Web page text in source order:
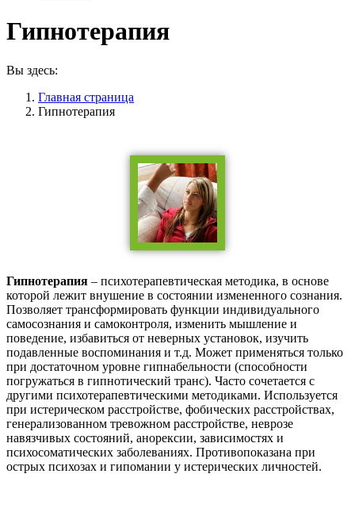
Гипнотерапия
Вы здесь:
Главная страница
Гипнотерапия
Гипнотерапия – психотерапевтическая методика, в основе
которой лежит внушение в состоянии измененного сознания.
Позволяет трансформировать функции индивидуального
самосознания и самоконтроля, изменить мышление и
поведение, избавиться от неверных установок, изучить
подавленные воспоминания и т.д. Может применяться только
при достаточном уровне гипнабельности (способности
погружаться в гипнотический транс). Часто сочетается с
другими психотерапевтическими методиками. Используется
при истерическом расстройстве, фобических расстройствах,
генерализованном тревожном расстройстве, неврозе
навязчивых состояний, анорексии, зависимостях и
психосоматических заболеваниях. Противопоказана при
острых психозах и гипомании у истерических личностей.